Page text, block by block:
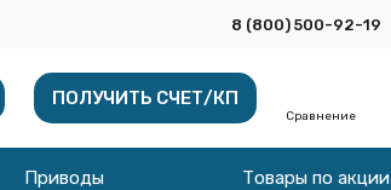
8 (800) 500-92-19
ПОЛУЧИТЬ СЧЕТ/КП
Сравнение
Приводы Товары по акции